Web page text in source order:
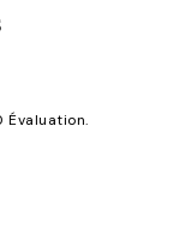
Évaluation.